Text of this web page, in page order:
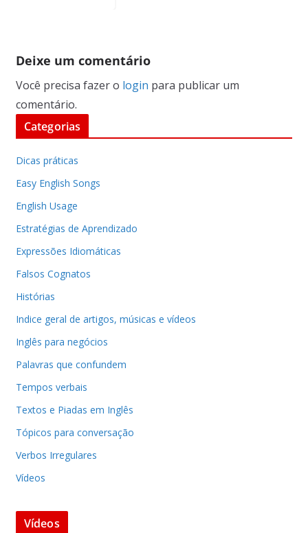
Deixe um comentário
Você precisa fazer o login para publicar um
comentário.
Categorias
Dicas práticas
Easy English Songs
English Usage
Estratégias de Aprendizado
Expressões Idiomáticas
Falsos Cognatos
Histórias
Indice geral de artigos, músicas e vídeos
Inglês para negócios
Palavras que confundem
Tempos verbais
Textos e Piadas em Inglês
Tópicos para conversação
Verbos Irregulares
Vídeos
Vídeos